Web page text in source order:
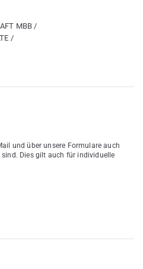
MBB /
/
und über unsere Formulare auch
Dies gilt auch für individuelle